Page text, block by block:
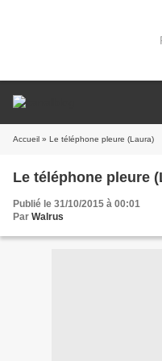
Accueil » Le téléphone pleure (Laura)
Le téléphone pleure
Publié le 31/10/2015 à 00:01
Par Walrus